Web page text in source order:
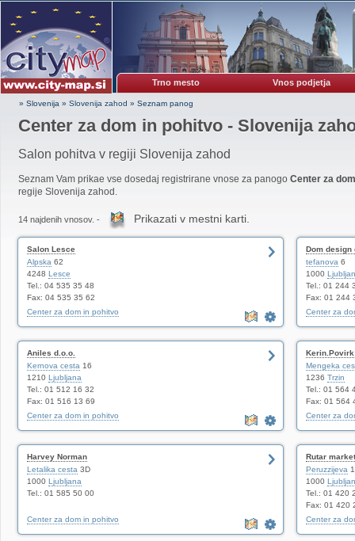
Trno mesto Vnos podjetja
» Slovenija » Slovenija zahod » Seznam panog
Center za dom in pohitvo - Slovenija
Salon pohitva v regiji Slovenija zahod
Seznam Vam prikae vse dosedaj registrirane vnose za panogo Center za
regije Slovenija zahod.
14 najdenih vnosov. - Prikazati v mestni karti.
Salon Lesce
Alpska 62
4248 Lesce
Tel.: 04 535 35 48
Fax: 04 535 35 62
Center za dom in pohitvo
Dom design
tefanova 6
1000
Tel.: 01 244
Fax: 01 244
Center za
Aniles d.o.o.
Kernova cesta 16
1210 Ljubljana
Tel.: 01 512 16 32
Fax: 01 516 13 69
Center za dom in pohitvo
Mengeka
1236 Trzin
Tel.: 01 564
Fax: 01 564
Center za
Harvey Norman
Letalika cesta 3D
1000 Ljubljana
Tel.: 01 585 50 00
Center za dom in pohitvo
Rutar
Peruzzijeva
1000
Tel.: 01 420
Fax: 01 420
Center za